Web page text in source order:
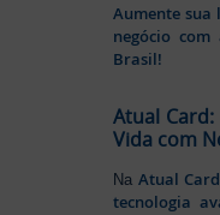
Aumente
negócio
Brasil!
Atual
Vida com
Na Atual Card
tecnologia